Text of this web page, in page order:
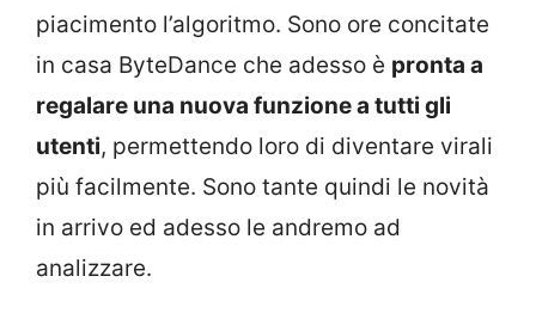
piacimento l’algoritmo. Sono ore concitate
in casa ByteDance che adesso è pronta a
regalare una nuova funzione a tutti gli
utenti, permettendo loro di diventare virali
più facilmente. Sono tante quindi le novità
in arrivo ed adesso le andremo ad
analizzare.